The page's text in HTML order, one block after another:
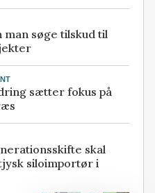
man søge tilskud til
sætter fokus på
skal
siloimportør i